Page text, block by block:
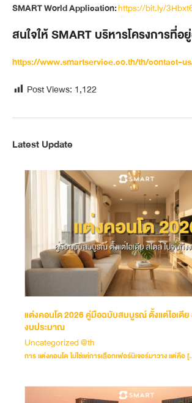
SMART World Application:https://bit.ly/
สนใจให้ SMART บริหารโครงการที่อ
https://www.smartservice.co.th/th/contact-
Post Views: 1,122
Latest Update
แต่งคอนโด 2026 คู่มือฉบับสมบูรณ์ ตั้งแต่ไอเดีย
งบประมาณ
Uncategorized @th
การ แต่งคอนโด ไม่ใช่แค่การเลือกเฟอร์นิเจอร์มาวาง แต่คือ